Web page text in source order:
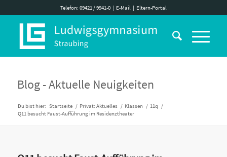
Telefon: 09421 / 9941-0| E-Mail| Eltern-Portal
Blog - Aktuelle Neuigkeiten
Du bist hier: Startseite / Privat: Aktuelles / Klassen / 11q /
Q11 besucht Faust-Aufführung im Residenztheater